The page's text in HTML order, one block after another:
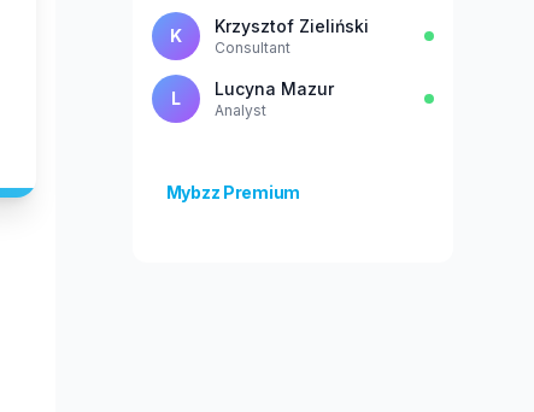
K Krzysztof Zieliński
Consultant
L Lucyna Mazur
Analyst
Mybzz Premium